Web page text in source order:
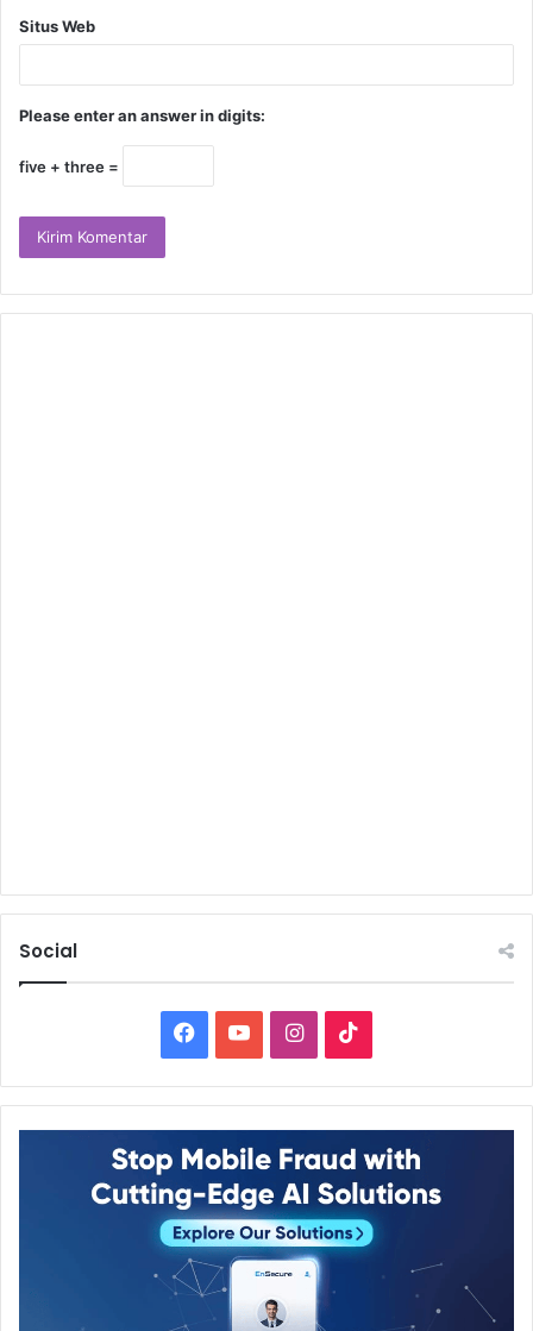
Situs Web
Please enter an answer in digits:
five + three =
Social
Facebook
YouTubeInstagram